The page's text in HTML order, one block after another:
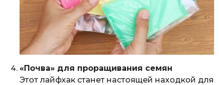
«Почва» для проращивания семян
Этот лайфхак станет настоящей находкой для